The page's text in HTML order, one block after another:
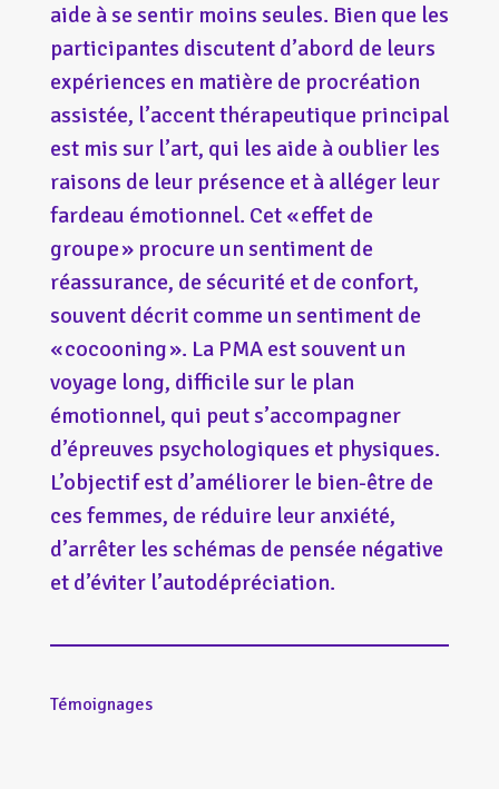
aide à se sentir moins seules. Bien que les
participantes discutent d’abord de leurs
expériences en matière de procréation
assistée, l’accent thérapeutique principal
est mis sur l’art, qui les aide à oublier les
raisons de leur présence et à alléger leur
fardeau émotionnel. Cet « effet de
groupe » procure un sentiment de
réassurance, de sécurité et de confort,
souvent décrit comme un sentiment de
« cocooning ». La PMA est souvent un
voyage long, difficile sur le plan
émotionnel, qui peut s’accompagner
d’épreuves psychologiques et physiques.
L’objectif est d’améliorer le bien-être de
ces femmes, de réduire leur anxiété,
d’arrêter les schémas de pensée négative
et d’éviter l’autodépréciation.
Témoignages